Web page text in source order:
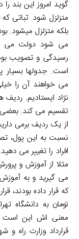
گوید امروز این بند
متزلزل شود. ثباتی که
بلکه متزلزل میشود.
می شود دولت می
رسیدگی و تصویب
است. جدولها
می خواهند آن را
نژاد ایستادیم.
تقسیم می کند.
از یک ردیف برمی
نسبت به این پول،
افراد را تغییر می
مثلا از آموزش و
می گیرید و به
که قرار داده بودند،
تومان به دانشگاه
معنی اش این است که
قرارداد وزارت راه